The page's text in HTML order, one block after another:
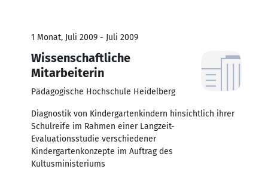
1 Monat, Juli 2009 - Juli 2009
Wissenschaftliche
Mitarbeiterin
Pädagogische Hochschule Heidelberg
Diagnostik von Kindergartenkindern hinsichtlich ihrer
Schulreife im Rahmen einer Langzeit-
Evaluationsstudie verschiedener
Kindergartenkonzepte im Auftrag des
Kultusministeriums